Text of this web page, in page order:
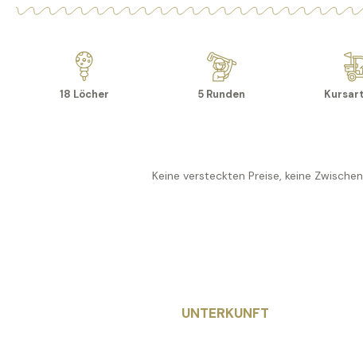
18 Löcher 5 Runden
Keine versteckten Preise, keine
UNTERKUNFT